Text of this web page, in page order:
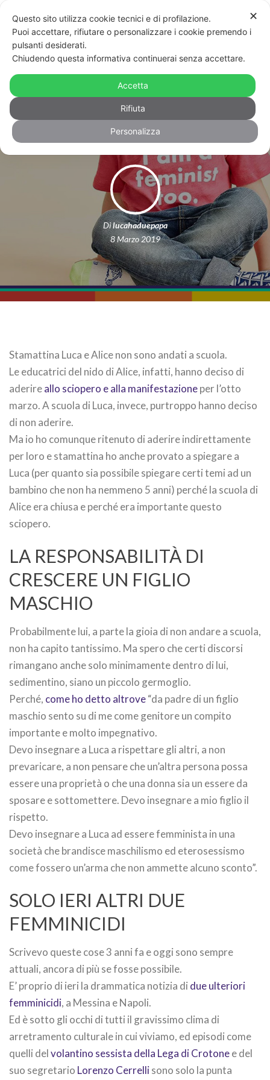
Ho spiegato a mio figlio che oggi le
donne scioperano perché domani
scenda in piazza con loro
Dilucahaduepapa
8 Marzo 2019
Stamattina Luca e Alice non sono andati a scuola.
Le educatrici del nido di Alice, infatti, hanno deciso di
aderireallo sciopero e alla manifestazioneper l’otto
marzo. A scuola di Luca, invece, purtroppo hanno deciso
di non aderire.
Ma io ho comunque ritenuto di aderire indirettamente
per loro e stamattina ho anche provato a spiegare a
Luca (per quanto sia possibile spiegare certi temi ad un
bambino che non ha nemmeno 5 anni) perché la scuola di
Alice era chiusa e perché era importante questo
sciopero.
LA RESPONSABILITÀ DI
CRESCERE UN FIGLIO
MASCHIO
Probabilmente lui, a parte la gioia di non andare a scuola,
non ha capito tantissimo. Ma spero che certi discorsi
rimangano anche solo minimamente dentro di lui,
sedimentino, siano un piccolo germoglio.
Perché, come ho detto altrove“da padre di un figlio
maschio sento su di me come genitore un compito
importante e molto impegnativo.
Devo insegnare a Luca a rispettare gli altri, a non
prevaricare, a non pensare che un’altra persona possa
essere una proprietà o che una donna sia un essere da
sposare e sottomettere. Devo insegnare a mio figlio il
rispetto.
Devo insegnare a Luca ad essere femminista in una
società che brandisce maschilismo ed eterosessismo
come fossero un’arma che non ammette alcuno sconto”.
SOLO IERI ALTRI DUE
FEMMINICIDI
Scrivevo queste cose 3 anni fa e oggi sono sempre
attuali, ancora di più se fosse possibile.
E’ proprio di ieri la drammatica notizia di due ulteriori
femminicidi, a Messina e Napoli.
Ed è sotto gli occhi di tutti il gravissimo clima di
arretramento culturale in cui viviamo, ed episodi come
quelli delvolantino sessista della Lega di Crotonee del
suo segretario Lorenzo Cerrellisono solo la punta
✕
Questo sito utilizza cookie tecnici e di profilazione.
Puoi accettare, rifiutare o personalizzare i cookie premendo i
pulsanti desiderati.
Chiudendo questa informativa continuerai senza accettare.
Accetta
Rifiuta
Personalizza